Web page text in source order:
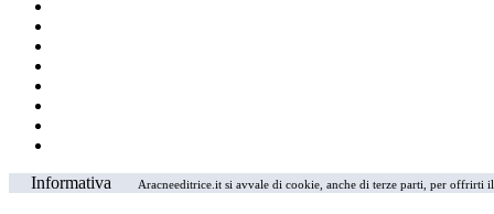
Informativa Aracneeditrice.it si avvale di cookie, anche di terze parti, per